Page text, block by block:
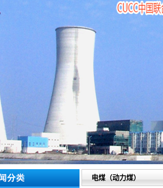
电煤（动力煤）